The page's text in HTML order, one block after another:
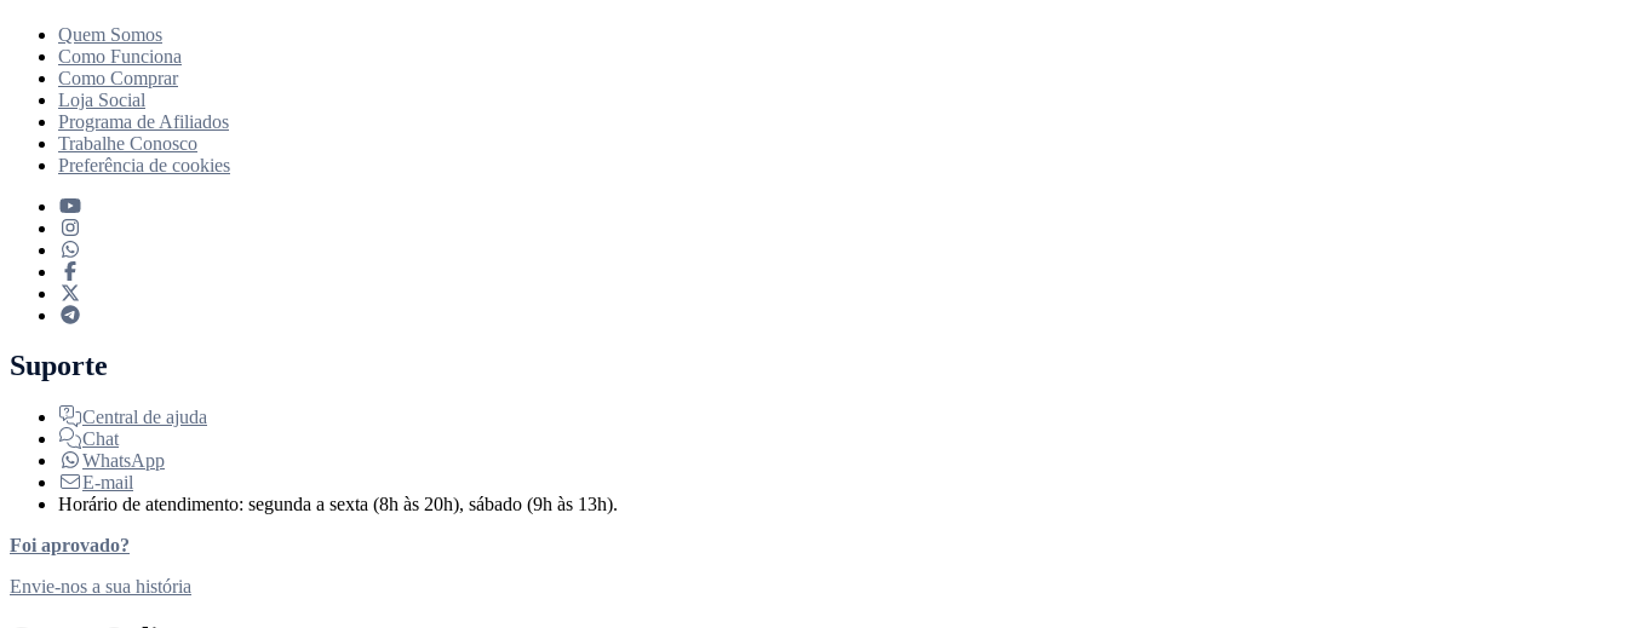
Quem Somos
Como Funciona
Como Comprar
Loja Social
Programa de Afiliados
Trabalhe Conosco
Preferência de cookies
Suporte
Central de ajuda
Chat
WhatsApp
E-mail
Horário de atendimento: segunda a sexta (8h às 20h), sábado (9h às 13h).
Foi aprovado?
Envie-nos a sua história